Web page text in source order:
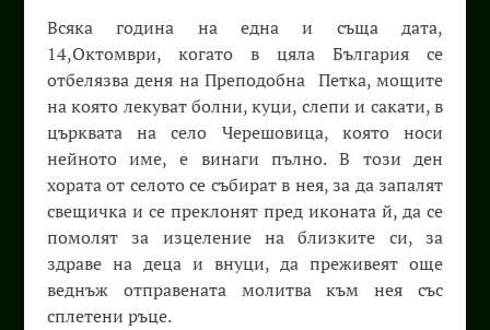
Всяка година на една и съща дата,
14,Октомври, когато в цяла България се
отбелязва деня на Преподобна Петка, мощите
на която лекуват болни, куци, слепи и сакати, в
църквата на село Черешовица, която носи
нейното име, е винаги пълно. В този ден
хората от селото се събират в нея, за да запалят
свещичка и се преклонят пред иконата й, да се
помолят за изцеление на близките си, за
здраве на деца и внуци, да преживеят още
веднъж отправената молитва към нея със
сплетени ръце.